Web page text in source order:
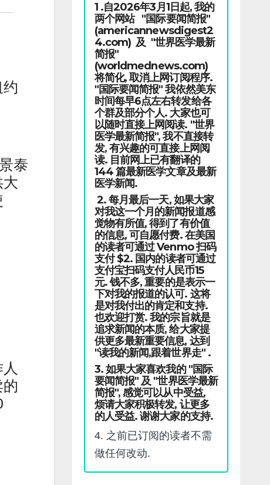
泰
1 .自2026年3月1日起, 我的
两个网站 "国际要闻简报"
(americannewsdigest2
4.com) 及 "世界医学最新
简报"
(worldmednews.com)
将简化, 取消上网订阅程序.
"国际要闻简报" 我依然美东
时间每早6点左右转发给各
个群及部分个人. 大家也可
以随时直接上网阅读. "世界
医学最新简报", 我不直接转
发, 有兴趣的可直接上网阅
读. 目前网上已有翻译的
144 篇最新医学文章及最新
医学新闻.
2. 每月最后一天, 如果大家
对我这一个月的新闻报道感
觉物有所值, 得到了有价值
的信息, 可自愿付费. 在美国
的读者可通过 Venmo 扫码
支付 $2. 国内的读者可通过
支付宝扫码支付人民币15
元. 钱不多, 重要的是表示一
下对我的报道的认可. 这将
是对我付出的肯定和支持.
也欢迎打赏. 我的宗旨就是
追求新闻的本质, 给大家提
供更多最新重要信息, 达到
"读我的新闻,跟着世界走" .
3. 如果大家喜欢我的 "国际
要闻简报" 及 "世界医学最新
简报", 感觉可以从中受益,
烦请大家积极转发, 让更多
的人受益. 谢谢大家的支持.
4. 之前已订阅的读者不需
做任何改动.